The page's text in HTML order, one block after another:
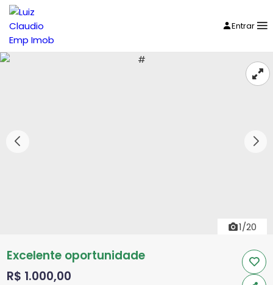
Entrar
1/20
Excelente oportunidade
R$ 1.000,00